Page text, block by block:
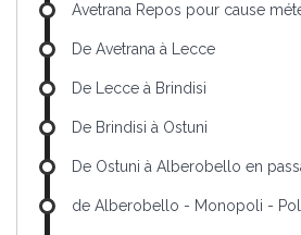
Avetrana Repos pour cause
De Avetrana à Lecce
De Lecce à Brindisi
De Brindisi à Ostuni
De Ostuni à Alberobello en
de Alberobello - Monopoli -